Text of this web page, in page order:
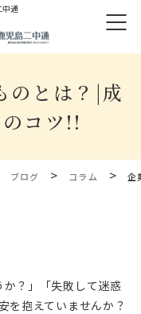
中通
のとは？|成
コツ!!
ブログ > コラム > 企
か？」「失敗して迷惑
抱えていませんか？